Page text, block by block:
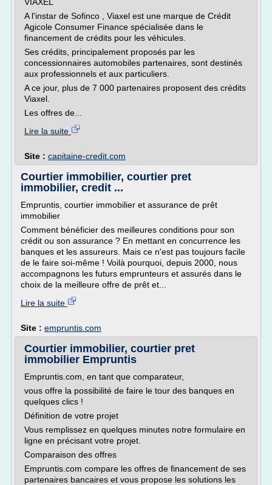
A l'instar de Sofinco , Viaxel est une marque de Crédit
Agicole Consumer Finance spécialisée dans le
financement de crédits pour les véhicules.
Ses crédits, principalement proposés par les
concessionnaires automobiles partenaires, sont destinés
aux professionnels et aux particuliers.
A ce jour, plus de 7 000 partenaires proposent des crédits
Viaxel.
Les offres de...
Lire la suite
Site : capitaine-credit.com
Courtier immobilier, courtier pret
immobilier, credit ...
Empruntis, courtier immobilier et assurance de prêt
immobilier
Comment bénéficier des meilleures conditions pour son
crédit ou son assurance ? En mettant en concurrence les
banques et les assureurs. Mais ce n'est pas toujours facile
de le faire soi-même ! Voilà pourquoi, depuis 2000, nous
accompagnons les futurs emprunteurs et assurés dans le
choix de la meilleure offre de prêt et...
Lire la suite
Site : empruntis.com
Courtier immobilier, courtier pret
immobilier Empruntis
Empruntis.com, en tant que comparateur,
vous offre la possibilité de faire le tour des banques en
quelques clics !
Définition de votre projet
Vous remplissez en quelques minutes notre formulaire en
ligne en précisant votre projet.
Comparaison des offres
Empruntis.com compare les offres de financement de ses
partenaires bancaires et vous propose les solutions les